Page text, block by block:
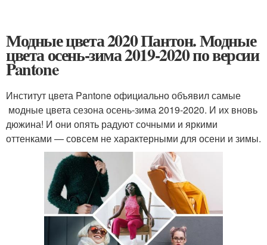
Модные цвета 2020 Пантон. Модные
цвета осень-зима 2019-2020 по версии
Pantone
Институт цвета Pantone официально объявил самые
модные цвета сезона осень-зима 2019-2020. И их вновь
дюжина! И они опять радуют сочными и яркими
оттенками — совсем не характерными для осени и зимы.